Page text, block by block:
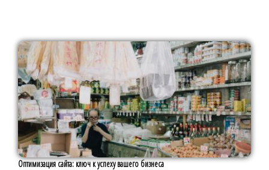
Оптимизация сайта: ключ к успеху вашего бизнеса